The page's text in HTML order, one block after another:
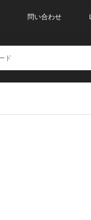
問い合わせ